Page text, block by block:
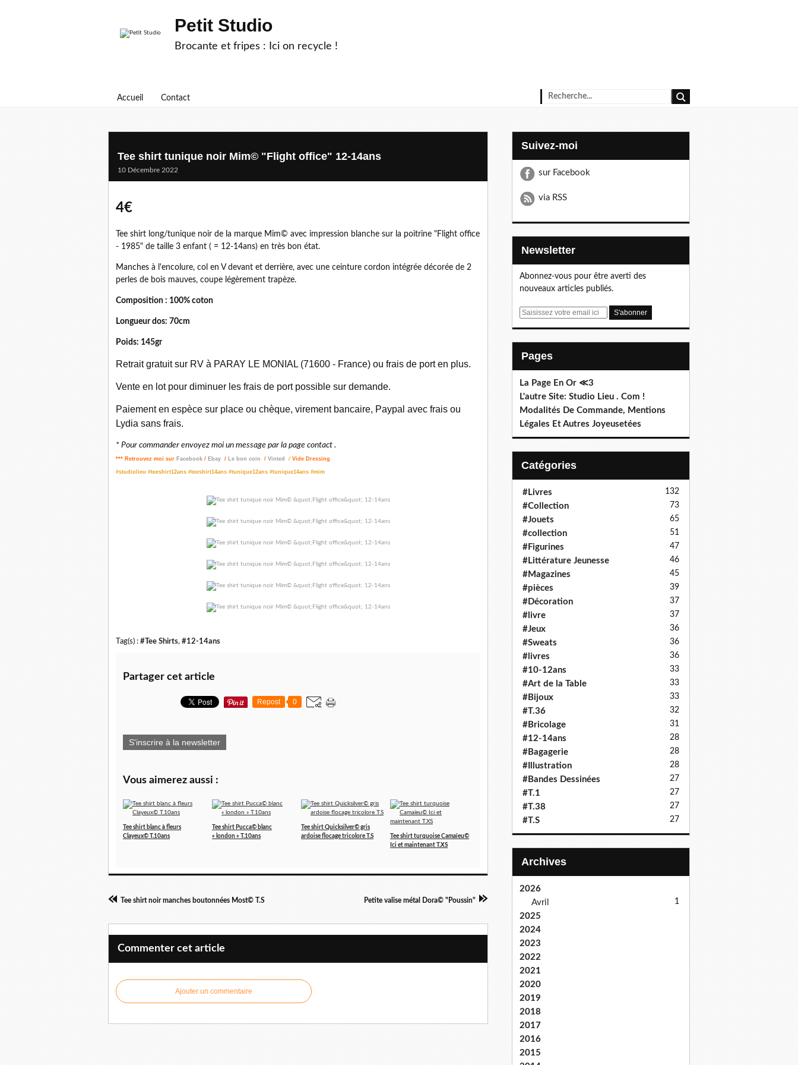
Petit Studio
Brocante et fripes : Ici on recycle !
Accueil Contact
Tee shirt tunique noir Mim© "Flight office" 12-14ans
10 Décembre 2022
4€
Tee shirt long/tunique noir de la marque Mim© avec impression blanche sur la poitrine "Flight office
- 1985" de taille 3 enfant ( = 12-14ans) en très bon état.
Manches à l'encolure, col en V devant et derrière, avec une ceinture cordon intégrée décorée de 2
perles de bois mauves, coupe légèrement trapèze.
Composition : 100% coton
Longueur dos: 70cm
Poids: 145gr
Retrait gratuit sur RV à PARAY LE MONIAL (71600 - France) ou frais de port en plus.
Vente en lot pour diminuer les frais de port possible sur demande.
Paiement en espèce sur place ou chèque, virement bancaire, Paypal avec frais ou
Lydia sans frais.
* Pour commander envoyez moi un message par la page contact .
*** Retrouvez moi sur Facebook / Ebay / Le bon coin / Vinted / Vide Dressing
#studiolieu #teeshirt12ans #teeshirt14ans #tunique12ans #tunique14ans #mim
Tag(s) : #Tee Shirts, #12-14ans
Partager cet article
Repost 0
S'inscrire à la newsletter
Vous aimerez aussi :
Tee shirt blanc à fleurs
Clayeux© T.10ans
Tee shirt Pucca© blanc
« london » T.10ans
Tee shirt Quicksilver© gris
ardoise flocage tricolore T.S
Tee shirt turquoise Camaïeu©
Ici et maintenant T.XS
Tee shirt noir manches boutonnées Most© T.S Petite valise métal Dora© "Poussin"
Commenter cet article
Ajouter un commentaire
Suivez-moi
sur Facebook
via RSS
Newsletter
Abonnez-vous pour être averti des
nouveaux articles publiés.
E
Pages
La Page En Or ≪3
L'autre Site: Studio Lieu . Com !
Modalités De Commande, Mentions
Légales Et Autres Joyeusetées
Catégories
#Livres 132
#Collection 73
#Jouets 65
#collection 51
#Figurines 47
#Littérature Jeunesse 46
#Magazines 45
#pièces 39
#Décoration 37
#livre 37
#Jeux 36
#Sweats 36
#livres 36
#10-12ans 33
#Art de la Table 33
#Bijoux 33
#T.36 32
#Bricolage 31
#12-14ans 28
#Bagagerie 28
#Illustration 28
#Bandes Dessinées 27
#T.1 27
#T.38 27
#T.S 27
Archives
2026
Avril
1
2025
2024
2023
2022
2021
2020
2019
2018
2017
2016
2015